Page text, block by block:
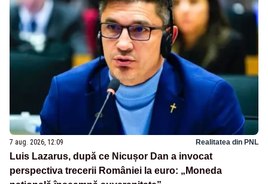
7 aug. 2026, 12:09 Realitatea din PNL
Luis Lazarus, după ce Nicușor Dan a invocat
perspectiva trecerii României la euro: „Moneda